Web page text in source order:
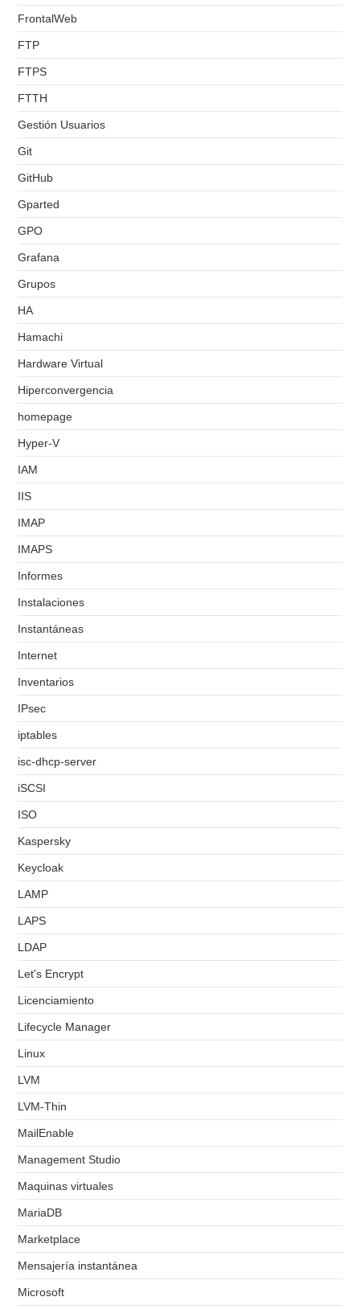
FrontalWeb
FTP
FTPS
FTTH
Gestión Usuarios
Git
GitHub
Gparted
GPO
Grafana
Grupos
HA
Hamachi
Hardware Virtual
Hiperconvergencia
homepage
Hyper-V
IAM
IIS
IMAP
IMAPS
Informes
Instalaciones
Instantáneas
Internet
Inventarios
IPsec
iptables
isc-dhcp-server
iSCSI
ISO
Kaspersky
Keycloak
LAMP
LAPS
LDAP
Let's Encrypt
Licenciamiento
Lifecycle Manager
Linux
LVM
LVM-Thin
MailEnable
Management Studio
Maquinas virtuales
MariaDB
Marketplace
Mensajería instantánea
Microsoft